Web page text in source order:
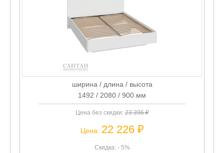
ширина / длина / высота
1492 / 2080 / 900 мм
Цена без скидки:23 396 ₽
Цена: 22 226 ₽
Скидка: - 5%